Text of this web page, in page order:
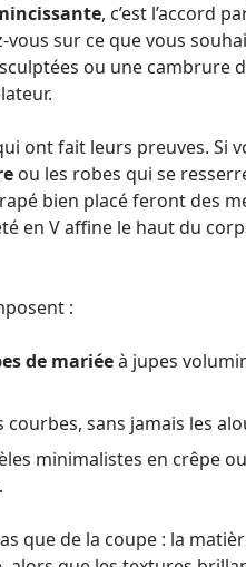
, c’est l’accord
sur ce que vous
ou une cambrure
ont fait leurs preuves. Si
ou les robes qui se
bien placé feront des
en V affine le haut du
:
de mariéeà jupes
courbes, sans jamais les
minimalistes en crêpe
que de la coupe : la